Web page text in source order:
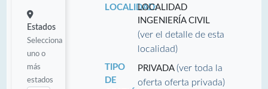
Estados
Selecciona
uno o
más
estados
LOCALIDAD:LOCALIDAD
INGENIERÍA CIVIL
(ver el detalle de esta
localidad)
TIPO
DE
PRIVADA(ver toda la
oferta oferta privada)